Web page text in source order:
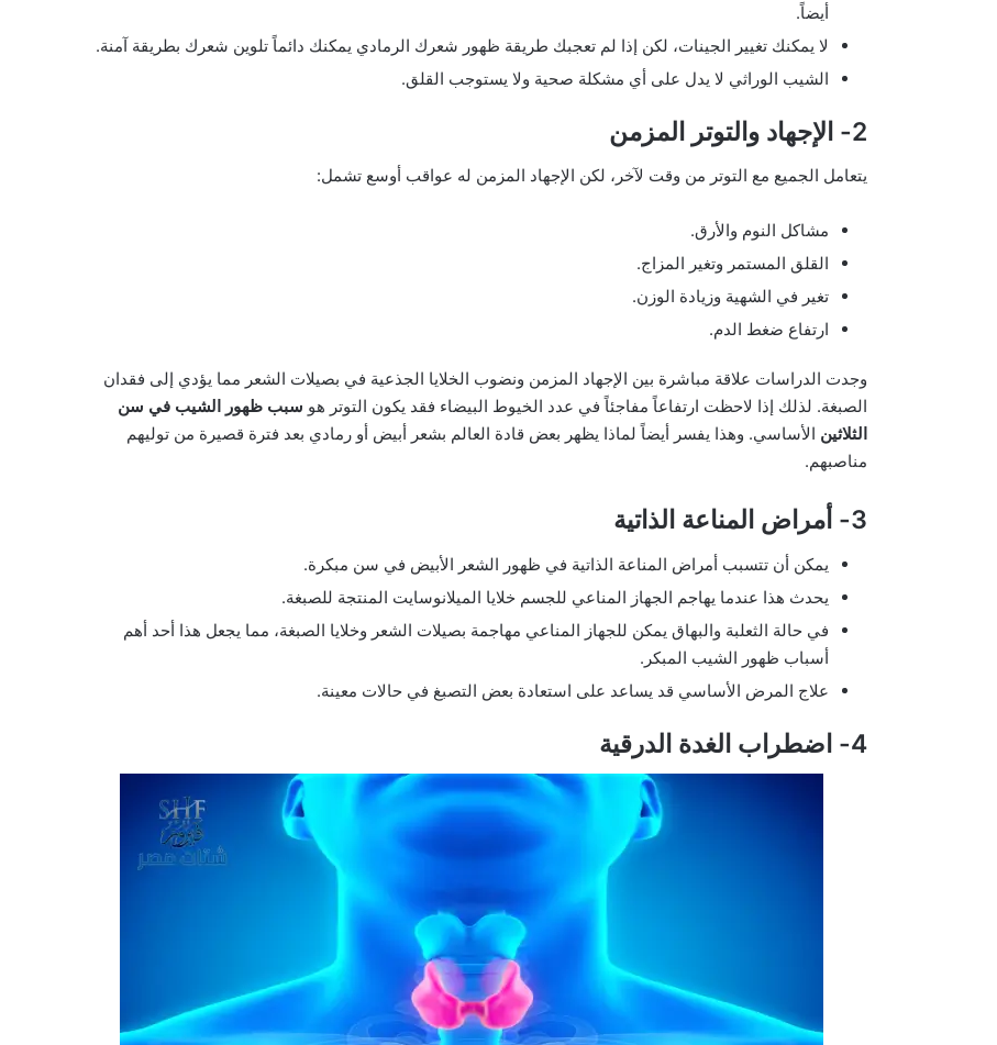
أيضاً.
لا يمكنك تغيير الجينات، لكن إذا لم تعجبك طريقة ظهور شعرك الرمادي يمكنك دائماً تلوين شعرك بطريقة آمنة.
الشيب الوراثي لا يدل على أي مشكلة صحية ولا يستوجب القلق.
2- الإجهاد والتوتر المزمن
يتعامل الجميع مع التوتر من وقت لآخر، لكن الإجهاد المزمن له عواقب أوسع تشمل:
مشاكل النوم والأرق.
القلق المستمر وتغير المزاج.
تغير في الشهية وزيادة الوزن.
ارتفاع ضغط الدم.
وجدت الدراسات علاقة مباشرة بين الإجهاد المزمن ونضوب الخلايا الجذعية في بصيلات الشعر مما يؤدي إلى فقدان
الصبغة. لذلك إذا لاحظت ارتفاعاً مفاجئاً في عدد الخيوط البيضاء فقد يكون التوتر هو سبب ظهور الشيب في سن
الثلاثين الأساسي. وهذا يفسر أيضاً لماذا يظهر بعض قادة العالم بشعر أبيض أو رمادي بعد فترة قصيرة من توليهم
مناصبهم.
3- أمراض المناعة الذاتية
يمكن أن تتسبب أمراض المناعة الذاتية في ظهور الشعر الأبيض في سن مبكرة.
يحدث هذا عندما يهاجم الجهاز المناعي للجسم خلايا الميلانوسايت المنتجة للصبغة.
في حالة الثعلبة والبهاق يمكن للجهاز المناعي مهاجمة بصيلات الشعر وخلايا الصبغة، مما يجعل هذا أحد أهم
أسباب ظهور الشيب المبكر.
علاج المرض الأساسي قد يساعد على استعادة بعض التصبغ في حالات معينة.
4- اضطراب الغدة الدرقية